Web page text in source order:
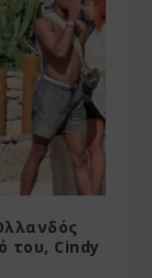
του, Cindy